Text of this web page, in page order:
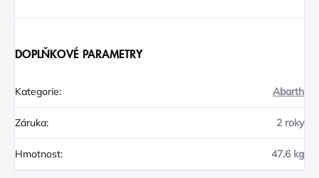
DOPLŇKOVÉ PARAMETRY
Kategorie: Abarth
Záruka: 2 roky
Hmotnost: 47.6 kg